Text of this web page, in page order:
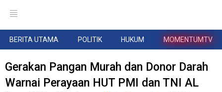
BERITA UTAMA POLITIK HUKUM MOMENTUMTV
Gerakan Pangan Murah dan Donor Darah
Warnai Perayaan HUT PMI dan TNI AL